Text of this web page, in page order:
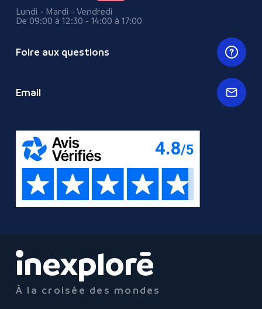
À la croisée des mondes
Lundi - Mardi - Vendredi
De 09:00 à 12:30 - 14:00 à 17:00
Foire aux questions
Email